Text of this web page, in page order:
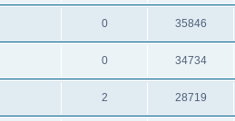
0 35846
0 34734
2 28719